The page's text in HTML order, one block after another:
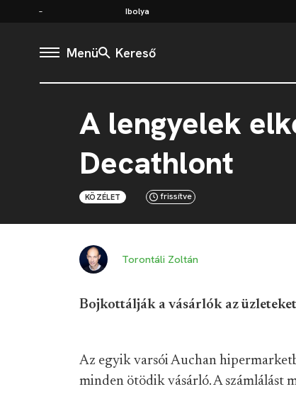
Ibolya
Menü Kereső
A lengyelek
Decathlont
KÖZÉLET frissítve
Torontáli Zoltán
Bojkottálják a vásárlók az
Az egyik varsói Auchan
minden ötödik vásárló. A számlálást